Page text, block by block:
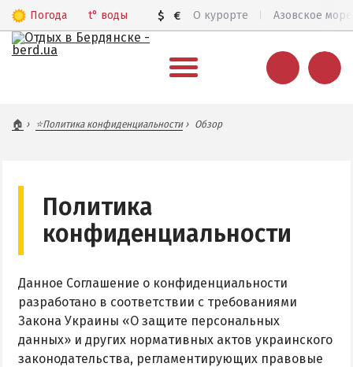
Погода t° воды $ € О курорте Азовское море
Цены 2026
Веб-камеры
КАРТА БЕРДЯНСКА
Городская часть
🏠 ⭐Политика конфиденциальности Обзор
Политика
конфиденциальности
Данное Соглашение о конфиденциальности
разработано в соответствии с требованиями
Закона Украины «О защите персональных
данных» и других нормативных актов украинского
законодательства, регламентирующих правовые